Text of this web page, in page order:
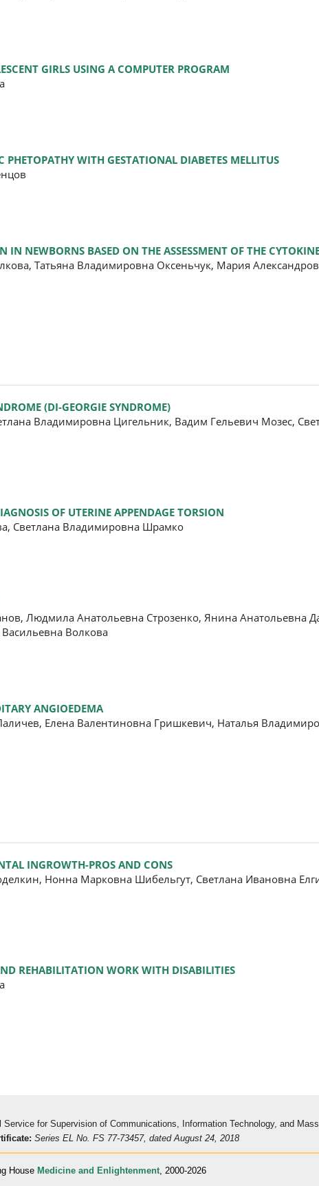
GIRLS USING A COMPUTER PROGRAM
WITH GESTATIONAL DIABETES MELLITUS
NEWBORNS BASED ON THE ASSESSMENT OF THE
Татьяна Владимировна Оксеньчук, Мария
(DI-GEORGIE SYNDROME)
Владимировна Цигельник, Вадим Гельевич Мозес,
OF UTERINE APPENDAGE TORSION
Светлана Владимировна Шрамко
Людмила Анатольевна Строзенко, Янина Анатольевна
Волкова
ANGIOEDEMA
Елена Валентиновна Гришкевич, Наталья
INGROWTH-PROS AND CONS
Нонна Марковна Шибельгут, Светлана Ивановна
REHABILITATION WORK WITH DISABILITIES
for Supervision of Communications, Information Technology, and
Series EL No. FS 77-73457, dated August 24, 2018
HouseMedicine and Enlightenment , 2000-2026